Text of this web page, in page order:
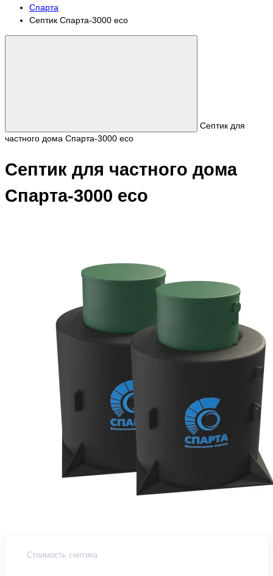
Спарта
Септик Спарта-3000 eco
Септик для
частного дома Спарта-3000 eco
Септик для частного дома
Спарта-3000 eco
Стоимость септика